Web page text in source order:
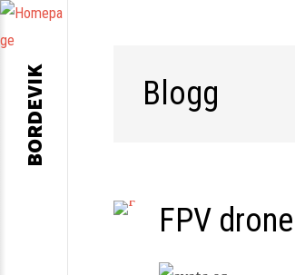
Blogg
FPV drone
BORDEVIK